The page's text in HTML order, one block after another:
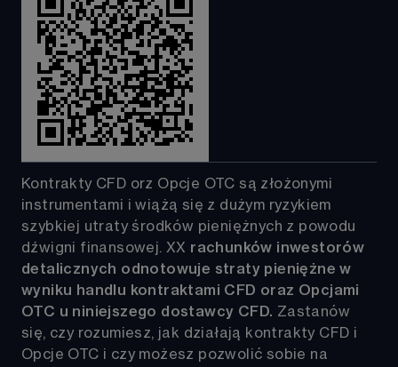
Kontrakty CFD orz Opcje OTC są złożonymi
instrumentami i wiążą się z dużym ryzykiem
szybkiej utraty środków pieniężnych z powodu
dźwigni finansowej. XX rachunków inwestorów
detalicznych odnotowuje straty pieniężne w
wyniku handlu kontraktami CFD oraz Opcjami
OTC u niniejszego dostawcy CFD. Zastanów
się, czy rozumiesz, jak działają kontrakty CFD i
Opcje OTC i czy możesz pozwolić sobie na